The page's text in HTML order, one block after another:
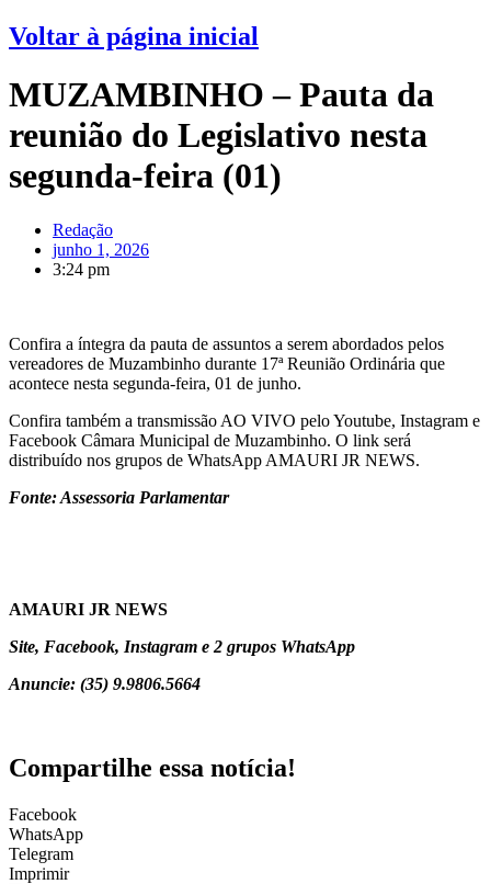
Voltar à página inicial
MUZAMBINHO – Pauta da
reunião do Legislativo nesta
segunda-feira (01)
Redação
junho 1, 2026
3:24 pm
Confira a íntegra da pauta de assuntos a serem abordados pelos
vereadores de Muzambinho durante 17ª Reunião Ordinária que
acontece nesta segunda-feira, 01 de junho.
Confira também a transmissão AO VIVO pelo Youtube, Instagram e
Facebook Câmara Municipal de Muzambinho. O link será
distribuído nos grupos de WhatsApp AMAURI JR NEWS.
Fonte: Assessoria Parlamentar
AMAURI JR NEWS
Site, Facebook, Instagram e 2 grupos WhatsApp
Anuncie: (35) 9.9806.5664
Compartilhe essa notícia!
Facebook
WhatsApp
Telegram
Imprimir